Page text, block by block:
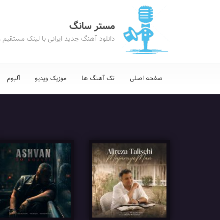
مستر سانگ
دانلود آهنگ جدید ایرانی با لینک
صفحه اصلی تک آهنگ ها موزیک ویدیو آلبوم